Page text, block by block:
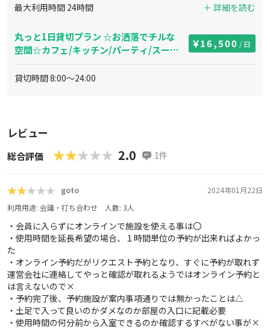
最大利用時間 24時間 ＋ 詳細を読む
丸っと1日貸切プラン ☆お洒落でチルな
空間☆カフェ/キッチン/パーティ/スーパ
ー、コンビニ徒歩２分
16,500 /日
貸切時間8:00～24:00
レビュー
総合評価 ★★★★★
★★★★★ 2.0 1件
★★★★★
★★★★★ goto
2024年01月22日
利用用途: 会議・打ち合わせ 人数: 3人
・会員に入らずにオンラインで施設を使える事は〇
・使用時間を延長希望の場合、１時間単位の予約が出来ればよかっ
た
・オンライン予約だがリクエスト予約となり、すぐに予約が取れず
運営会社に連絡してやっと確認が取れるようではオンライン予約と
は言えないので×
・予約完了後、予約施設が案内事項通りでは無かったことは△
・土足で入って良いのかダメなのか部屋の入口に記載必要
・使用時間の何分前から入室できるのか確認するすべがない事が×